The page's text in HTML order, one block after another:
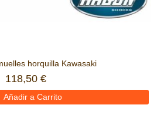
horquilla Kawasaki
118,50 €
Añadir a Carrito